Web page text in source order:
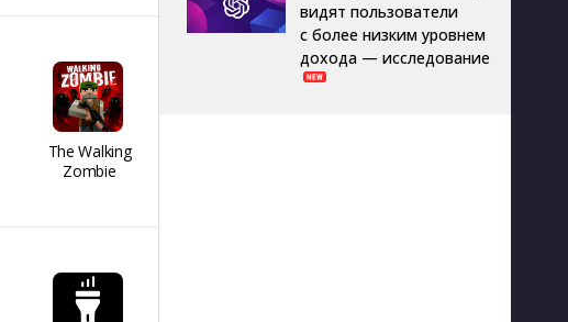
The Walking
Zombie
видят пользователи
с более низким уровнем
дохода — исследование